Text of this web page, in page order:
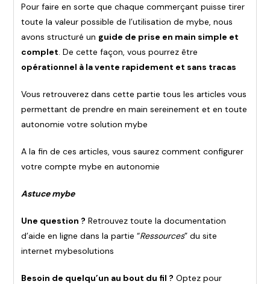
Pour faire en sorte que chaque commerçant puisse tirer
toute la valeur possible de l’utilisation de mybe, nous
avons structuré un guide de prise en main simple et
complet. De cette façon, vous pourrez être
opérationnel à la vente rapidement et sans tracas
Vous retrouverez dans cette partie tous les articles vous
permettant de prendre en main sereinement et en toute
autonomie votre solution mybe
A la fin de ces articles, vous saurez comment configurer
votre compte mybe en autonomie
Astuce mybe
Une question ? Retrouvez toute la documentation
d’aide en ligne dans la partie “Ressources” du site
internet mybesolutions
Besoin de quelqu’un au bout du fil ? Optez pour